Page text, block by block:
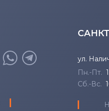
ул.
Пн.-Пт.
Сб.-Вс.